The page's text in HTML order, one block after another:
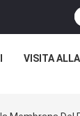
VISITA